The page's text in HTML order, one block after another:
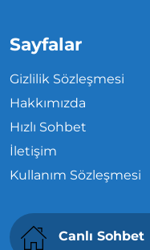
Sayfalar
Gizlilik Sözleşmesi
Hakkımızda
Hızlı Sohbet
İletişim
Kullanım Sözleşmesi
Canlı Sohbet